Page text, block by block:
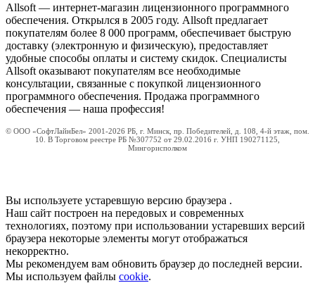
Allsoft — интернет-магазин лицензионного программного
обеспечения. Открылся в 2005 году. Allsoft предлагает
покупателям более 8 000 программ, обеспечивает быструю
доставку (электронную и физическую), предоставляет
удобные способы оплаты и систему скидок. Специалисты
Allsoft оказывают покупателям все необходимые
консультации, связанные с покупкой лицензионного
программного обеспечения. Продажа программного
обеспечения — наша профессия!
© ООО «СофтЛайнБел» 2001-2026 РБ, г. Минск, пр. Победителей, д. 108, 4-й этаж, пом.
10. В Торговом реестре РБ №307752 от 29.02.2016 г. УНП 190271125,
Мингорисполком
Вы используете устаревшую версию браузера .
Наш сайт построен на передовых и современных
технологиях, поэтому при использовании устаревших версий
браузера некоторые элементы могут отображаться
некорректно.
Мы рекомендуем вам обновить браузер до последней версии.
Мы используем файлы cookie.